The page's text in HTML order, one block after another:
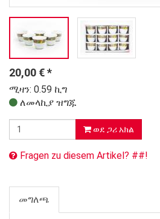
20,00 €*
ሚዛን: 0.59 ኪግ
ለመላኪያ ዝግጁ
ወደ ጋሪ አክል
Fragen zu diesem Artikel? ##!
መግለጫ